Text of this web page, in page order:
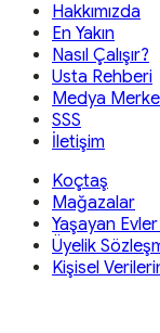
Hakkımızda
En Yakın
Nasıl Çalışır?
Usta Rehberi
Medya
SSS
İletişim
Koçtaş
Mağazalar
Yaşayan
Üyelik
Kişisel